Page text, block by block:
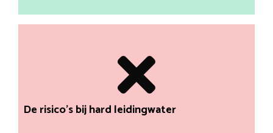
De risico’s bij hard leidingwater